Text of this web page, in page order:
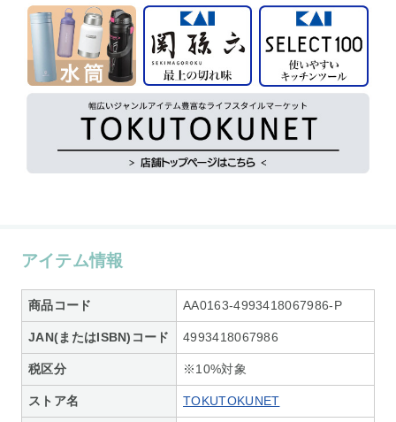
アイテム情報
商品コード AA0163-4993418067986-P
JAN(またはISBN)コード 4993418067986
税区分 ※10%対象
ストア名 TOKUTOKUNET